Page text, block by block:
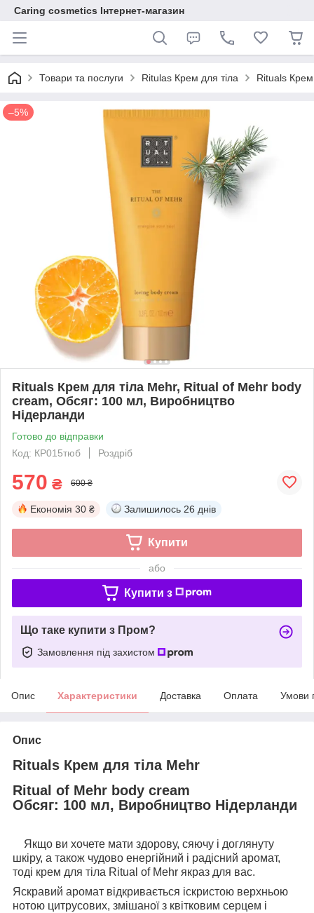
Caring cosmetics Інтернет-магазин
Товари та послуги Ritulas Крем для тіла Rituals
–5%
Rituals Крем для тіла Mehr, Ritual of Mehr body
cream, Обсяг: 100 мл, Виробництво
Нідерланди
Готово до відправки
Код: КР015тюб
Роздріб
570 ₴ 600 ₴
Економія 30 ₴ Залишилось 26 днів
Купити
або
Купити з
Що таке купити з Пром?
Замовлення під захистом
Опис Характеристики Доставка Оплата Умови
Опис
Rituals Крем для тіла Mehr
Ritual of Mehr body cream
Обсяг: 100 мл, Виробництво Нідерланди
⠀ Якщо ви хочете мати здорову, сяючу і доглянуту
шкіру, а також чудово енергійний і радісний аромат,
тоді крем для тіла Ritual of Mehr якраз для вас.
Яскравий аромат відкривається іскристою верхньою
нотою цитрусових, змішаної з квітковим серцем і